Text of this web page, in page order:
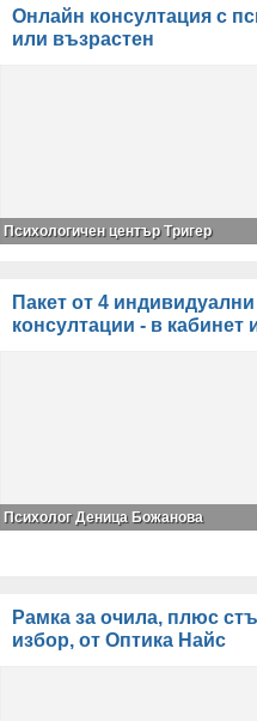
Онлайн консултация с
или възрастен
Психологичен център Тригер
Пакет от 4
консултации - в кабинет
Психолог Деница Божанова
Рамка за очила, плюс
избор, от Оптика Найс